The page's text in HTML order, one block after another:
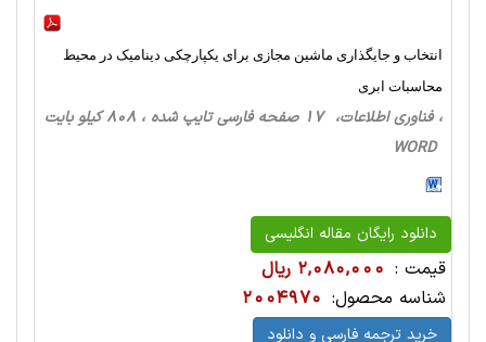
انتخاب و جایگذاری ماشین مجازی برای یکپارچکی دینامیک در محیط
محاسبات ابری
، فناوری اطلاعات، 17 صفحه فارسی تایپ شده ، 808 کیلو بایت
WORD
دانلود رایگان مقاله انگلیسی
قیمت : 2,080,000 ریال
شناسه محصول: 2004970
خرید ترجمه فارسی و دانلود